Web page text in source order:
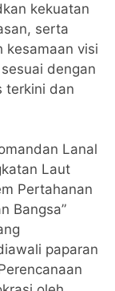
kekuatan
serta
kesamaan visi
dengan
terkini dan
Lanal
Laut
Pertahanan
Bangsa”
paparan